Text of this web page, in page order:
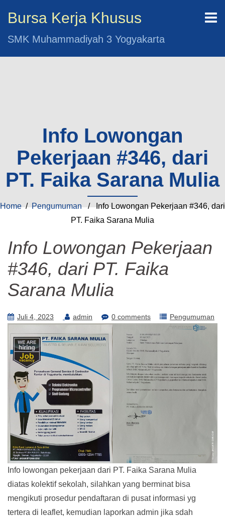
Bursa Kerja Khusus
SMK Muhammadiyah 3 Yogyakarta
Info Lowongan
Pekerjaan #346, dari
PT. Faika Sarana Mulia
Home/Pengumuman/ Info Lowongan Pekerjaan #346, dari
PT. Faika Sarana Mulia
Info Lowongan Pekerjaan
#346, dari PT. Faika
Sarana Mulia
Juli 4, 2023 admin 0 comments Pengumuman
Info lowongan pekerjaan dari PT. Faika Sarana Mulia
diatas kolektif sekolah, silahkan yang berminat bisa
mengikuti prosedur pendaftaran di pusat informasi yg
tertera di leaflet, kemudian laporkan admin jika sdah